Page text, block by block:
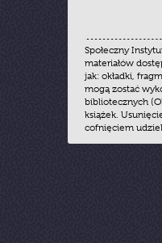
Społeczny
materiałów
jak: okładki,
mogą zostać
bibliotecznych
książek.
cofnięciem